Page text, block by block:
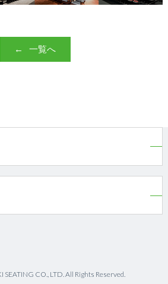
一覧へ
CO., LTD. All Rights Reserved.